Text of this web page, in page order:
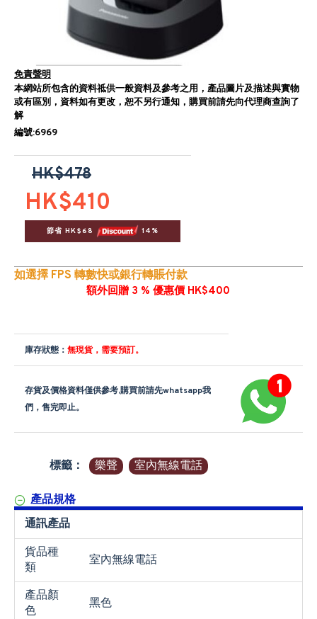
免責聲明
本網站所包含的資料祗供一般資料及參考之用，產品圖片及描述與實物
或有區別，資料如有更改，恕不另行通知，購買前請先向代理商查詢了
解
編號:6969
HK$410
HK$478
節省 HK$68 14%
如選擇 FPS 轉數快或銀行轉賬付款
額外回贈 3 % 優惠價 HK$400
庫存狀態： 無現貨，需要預訂。
存貨及價格資料僅供參考,購買前請先whatsapp我
們，售完即止。
標籤： 樂聲 室內無線電話
產品規格
通訊產品
貨品種
類
室內無線電話
產品顏
色
黑色